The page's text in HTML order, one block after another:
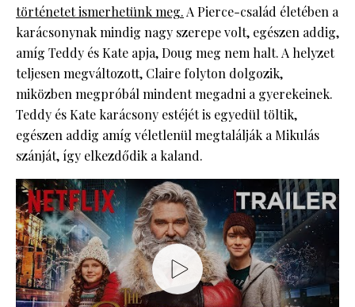
történetet ismerhetünk meg. A Pierce-család életében a
karácsonynak mindig nagy szerepe volt, egészen addig,
amíg Teddy és Kate apja, Doug meg nem halt. A helyzet
teljesen megváltozott, Claire folyton dolgozik,
miközben megpróbál mindent megadni a gyerekeinek.
Teddy és Kate karácsony estéjét is egyedül töltik,
egészen addig amíg véletlenül megtalálják a Mikulás
szánját, így elkezdődik a kaland.